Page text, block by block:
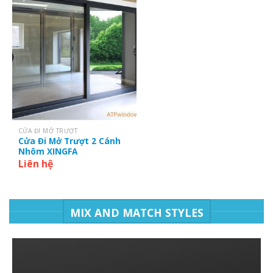
CỬA ĐI MỞ TRƯỢT
Cửa Đi Mở Trượt 2 Cánh
Nhôm XINGFA
Liên hệ
MIX AND MATCH STYLES